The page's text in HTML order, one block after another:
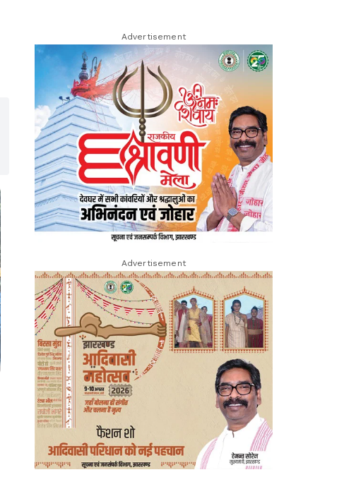
Advertisement
Advertisement